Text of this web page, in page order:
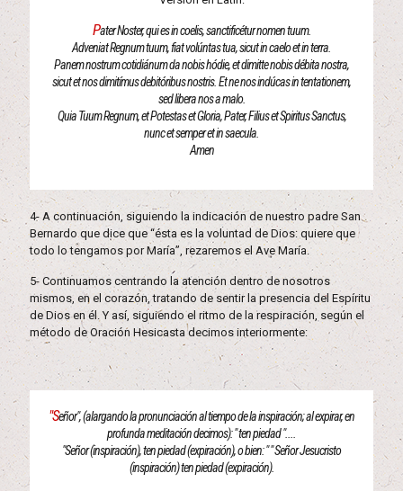
Pater Noster, qui es in coelis, sanctificétur nomen tuum.
Adveniat Regnum tuum, fiat volúntas tua, sicut in caelo et in terra.
Panem nostrum cotidiánum da nobis hódie, et dimitte nobis débita nostra,
sicut et nos dimitímus debitóribus nostris. Et ne nos indúcas in tentationem,
sed libera nos a malo.
Quia Tuum Regnum, et Potestas et Gloria, Pater, Filius et Spiritus Sanctus,
nunc et semper et in saecula.
Amen
4- A continuación, siguiendo la indicación de nuestro padre San
Bernardo que dice que “ésta es la voluntad de Dios: quiere que
todo lo tengamos por María”, rezaremos el Ave María.
5- Continuamos centrando la atención dentro de nosotros
mismos, en el corazón, tratando de sentir la presencia del Espíritu
de Dios en él. Y así, siguiendo el ritmo de la respiración, según el
método de Oración Hesicasta decimos interiormente:
"Señor", (alargando la pronunciación al tiempo de la inspiración; al expirar, en
profunda meditación decimos): " ten piedad "....
"Señor (inspiración), ten piedad (expiración), o bien: " " Señor Jesucristo
(inspiración) ten piedad (expiración).